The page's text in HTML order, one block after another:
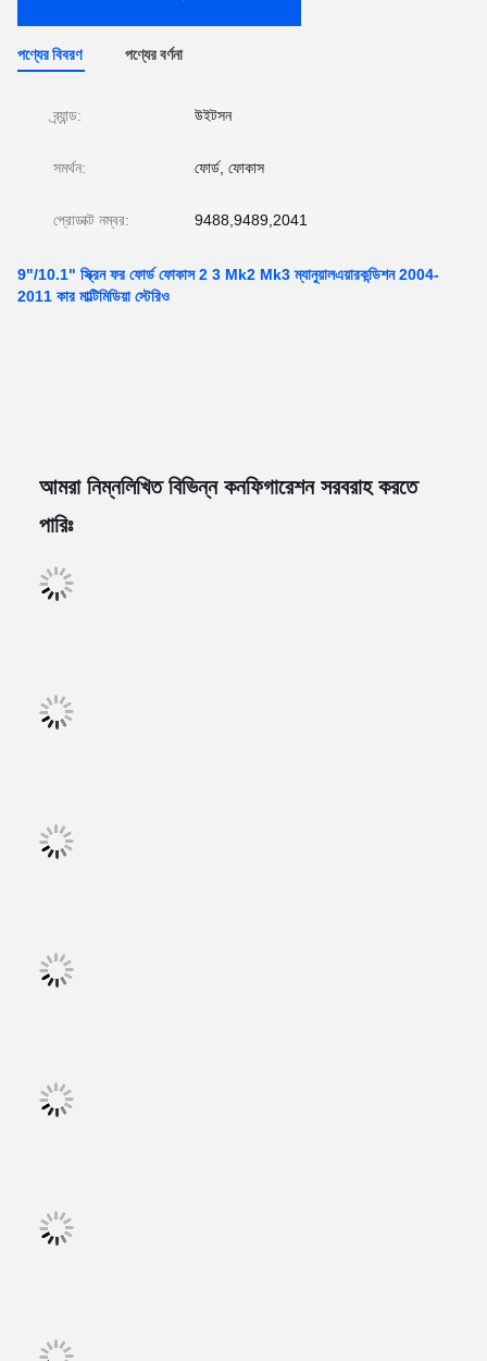
পণ্যের বিবরণ পণ্যের বর্ণনা
ব্র্যান্ড: উইটসন
সমর্থন: ফোর্ড, ফোকাস
প্রোডাক্ট নম্বর: 9488,9489,2041
9"/10.1" স্ক্রিন ফর ফোর্ড ফোকাস 2 3 Mk2 Mk3 ম্যানুয়ালএয়ারকন্ডিশন 2004-
2011 কার মাল্টিমিডিয়া স্টেরিও
আমরা নিম্নলিখিত বিভিন্ন কনফিগারেশন সরবরাহ করতে
পারিঃ